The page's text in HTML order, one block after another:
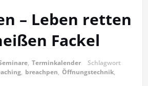
– Leben retten
Fackel
, Terminkalender
Schlagwort
, breachpen, Öffnungstechnik,